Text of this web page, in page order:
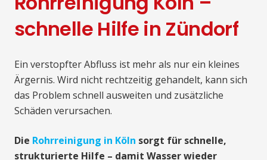
schnelle Hilfe in Zündorf
Ein verstopfter Abfluss ist mehr als nur ein kleines
Ärgernis. Wird nicht rechtzeitig gehandelt, kann sich
das Problem schnell ausweiten und zusätzliche
Schäden verursachen.
Die Rohrreinigung in Köln sorgt für schnelle,
strukturierte Hilfe – damit Wasser wieder